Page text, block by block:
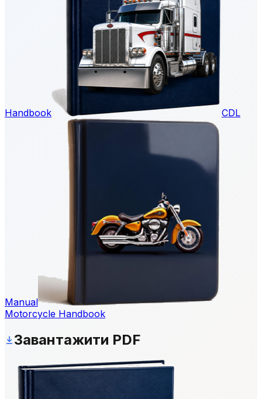
Handbook CDL
Manual
Motorcycle Handbook
Завантажити PDF